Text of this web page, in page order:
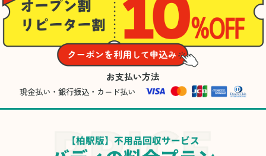
お支払い方法
現金払い・銀行振込・カード払い
【柏駅版】不用品回収サービス